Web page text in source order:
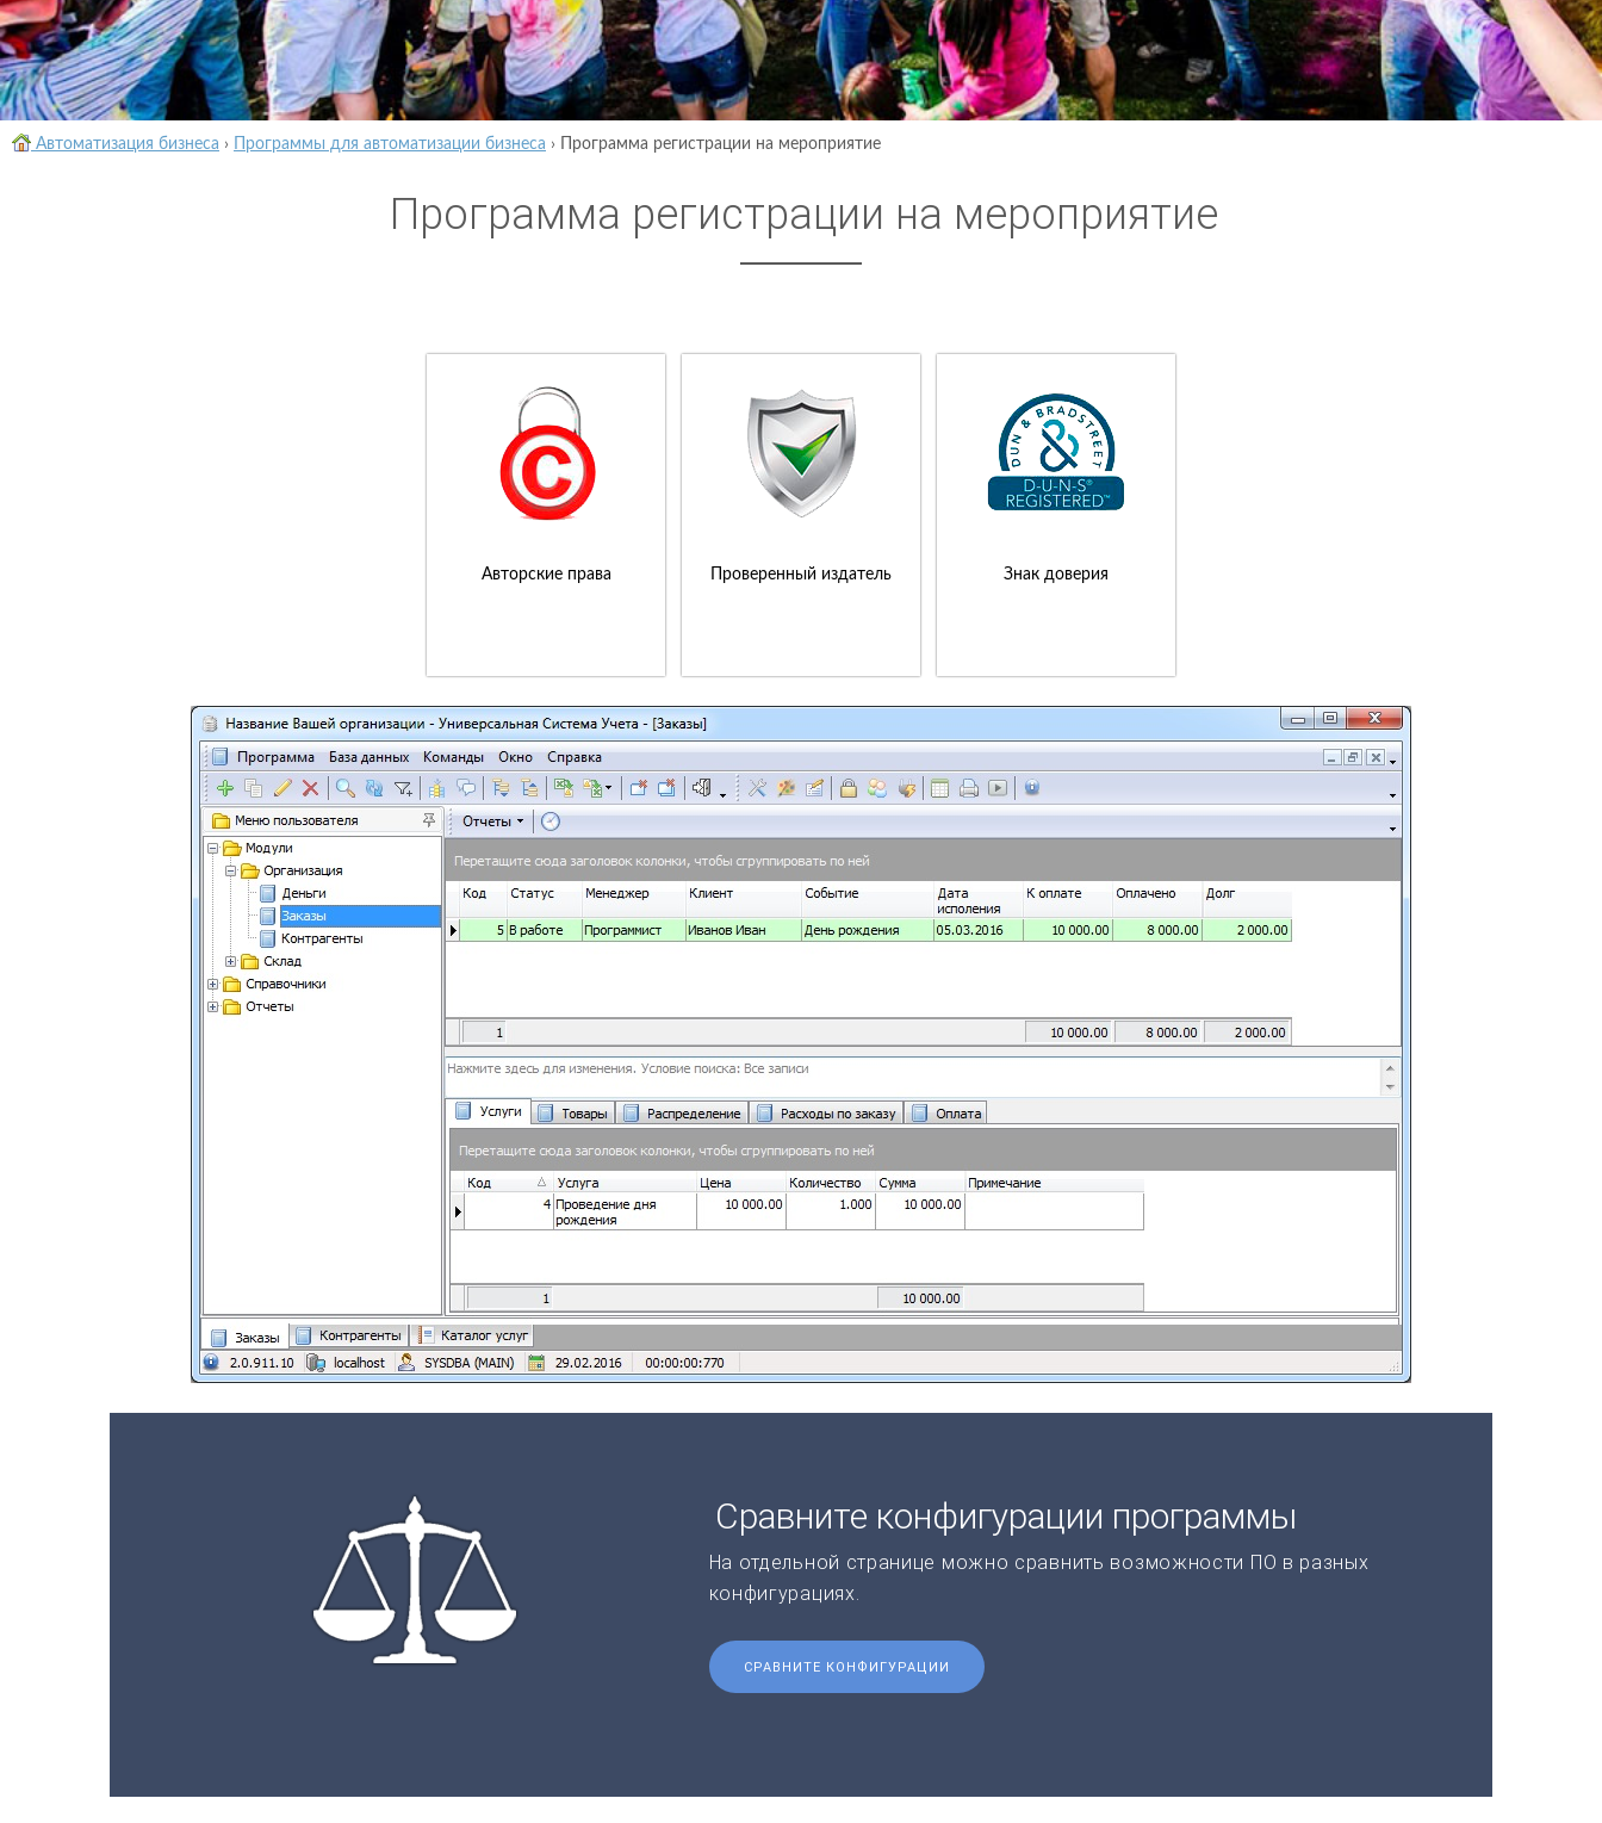
Автоматизация бизнеса › Программы для автоматизации бизнеса › Программа регистрации на мероприятие
Программа регистрации на мероприятие
Авторские права Проверенный издатель Знак доверия
Сравните конфигурации программы
На отдельной странице можно сравнить возможности ПО в разных
конфигурациях.
СРАВНИТЕ КОНФИГУРАЦИИ